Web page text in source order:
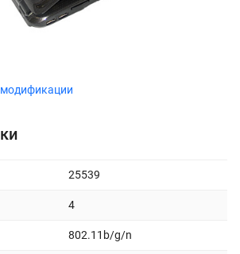
модификации
25539
4
802.11b/g/n